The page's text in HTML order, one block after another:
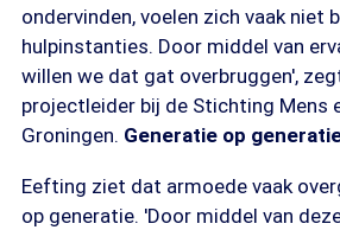
ondervinden, voelen zich vaak niet
hulpinstanties. Door middel van
willen we dat gat overbruggen',
projectleider bij de Stichting Mens
Groningen. Generatie op
Eefting ziet dat armoede vaak
op generatie. 'Door middel van